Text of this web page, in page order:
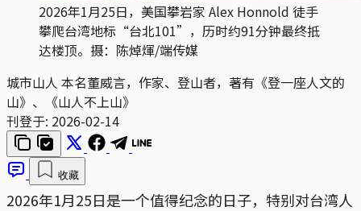
2026年1月25日，美国攀岩家 Alex Honnold 徒手
攀爬台湾地标“台北101”，历时约91分钟最终抵
达楼顶。摄：陈焯煇/端传媒
城市山人 本名董威言，作家、登山者，著有《登一座人文的
山》、《山人不上山》
刊登于: 2026-02-14
收藏
2026年1月25日是一个值得纪念的日子，特别对台湾人